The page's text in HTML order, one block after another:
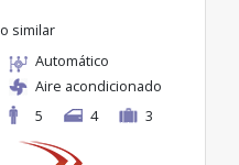
o similar
Automático
Aire acondicionado
5
4 3